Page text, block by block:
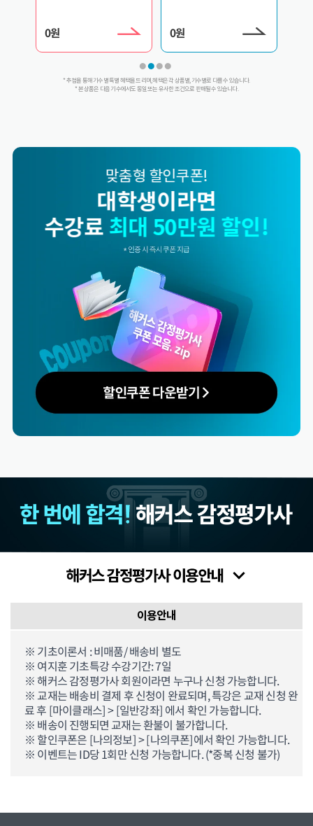
0원 0원
* 추첨을 통해 기수별 특별 혜택을 드리며, 혜택은 각 상품별, 기수별로 다를 수 있습니다.
* 본 상품은 다음 기수에서도 동일 또는 유사한 조건으로 판매될 수 있습니다.
맞춤형 할인쿠폰!
동반수강이라면
수강료 최대 50만원 할인!
이용안내
※ 기초이론서 : 비매품/ 배송비 별도
※ 여지훈 기초특강 수강기간: 7일
※ 해커스 감정평가사 회원이라면 누구나 신청 가능합니다.
※ 교재는 배송비 결제 후 신청이 완료되며, 특강은 교재 신청 완
료 후 [마이클래스] > [일반강좌] 에서 확인 가능합니다.
※ 배송이 진행되면 교재는 환불이 불가합니다.
※ 할인쿠폰은 [나의정보] > [나의쿠폰]에서 확인 가능합니다.
※ 이벤트는 ID당 1회만 신청 가능합니다. (*중복 신청 불가)